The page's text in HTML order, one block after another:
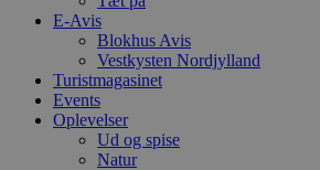
E-Avis
Blokhus Avis
Vestkysten Nordjylland
Turistmagasinet
Events
Oplevelser
Ud og spise
Natur